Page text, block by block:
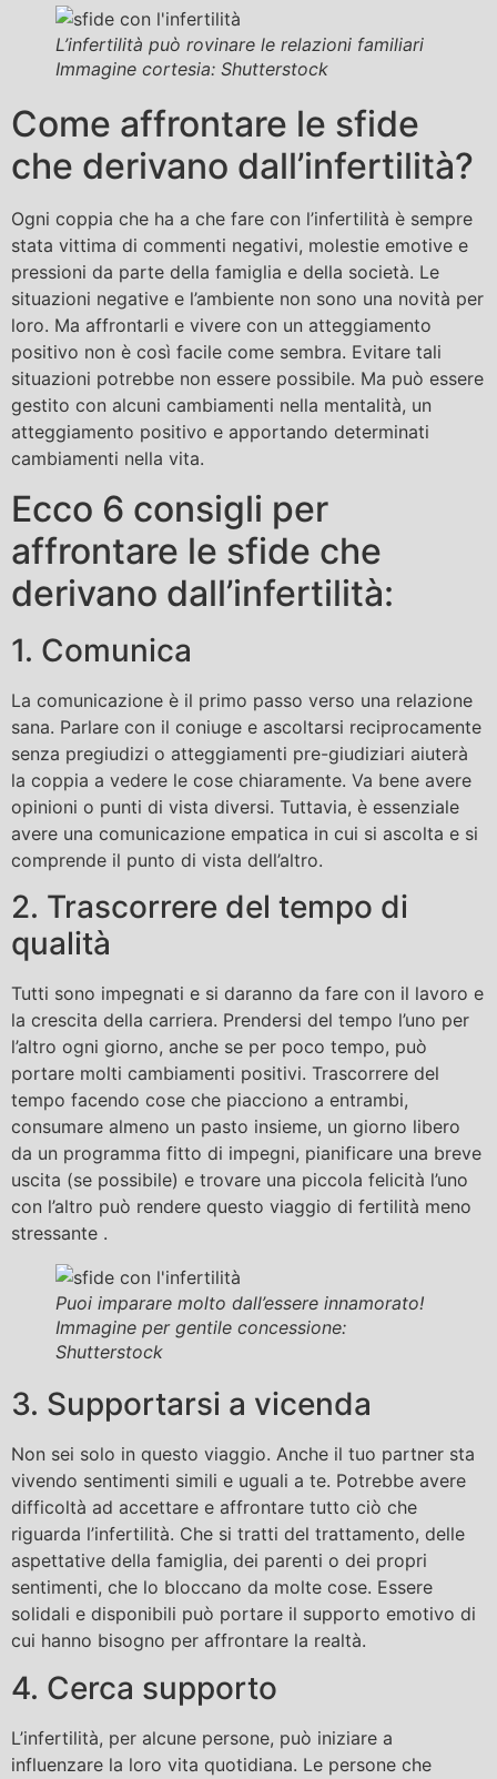
L’infertilità può rovinare le relazioni familiari
Immagine cortesia: Shutterstock
Come affrontare le sfide
che derivano dall’infertilità?
Ogni coppia che ha a che fare con l’infertilità è sempre
stata vittima di commenti negativi, molestie emotive e
pressioni da parte della famiglia e della società. Le
situazioni negative e l’ambiente non sono una novità per
loro. Ma affrontarli e vivere con un atteggiamento
positivo non è così facile come sembra. Evitare tali
situazioni potrebbe non essere possibile. Ma può essere
gestito con alcuni cambiamenti nella mentalità, un
atteggiamento positivo e apportando determinati
cambiamenti nella vita.
Ecco 6 consigli per
affrontare le sfide che
derivano dall’infertilità:
1. Comunica
La comunicazione è il primo passo verso una relazione
sana. Parlare con il coniuge e ascoltarsi reciprocamente
senza pregiudizi o atteggiamenti pre-giudiziari aiuterà
la coppia a vedere le cose chiaramente. Va bene avere
opinioni o punti di vista diversi. Tuttavia, è essenziale
avere una comunicazione empatica in cui si ascolta e si
comprende il punto di vista dell’altro.
2. Trascorrere del tempo di
qualità
Tutti sono impegnati e si daranno da fare con il lavoro e
la crescita della carriera. Prendersi del tempo l’uno per
l’altro ogni giorno, anche se per poco tempo, può
portare molti cambiamenti positivi. Trascorrere del
tempo facendo cose che piacciono a entrambi,
consumare almeno un pasto insieme, un giorno libero
da un programma fitto di impegni, pianificare una breve
uscita (se possibile) e trovare una piccola felicità l’uno
con l’altro può rendere questo viaggio di fertilità meno
stressante .
Puoi imparare molto dall’essere innamorato!
Immagine per gentile concessione:
Shutterstock
3. Supportarsi a vicenda
Non sei solo in questo viaggio. Anche il tuo partner sta
vivendo sentimenti simili e uguali a te. Potrebbe avere
difficoltà ad accettare e affrontare tutto ciò che
riguarda l’infertilità. Che si tratti del trattamento, delle
aspettative della famiglia, dei parenti o dei propri
sentimenti, che lo bloccano da molte cose. Essere
solidali e disponibili può portare il supporto emotivo di
cui hanno bisogno per affrontare la realtà.
4. Cerca supporto
L’infertilità, per alcune persone, può iniziare a
influenzare la loro vita quotidiana. Le persone che